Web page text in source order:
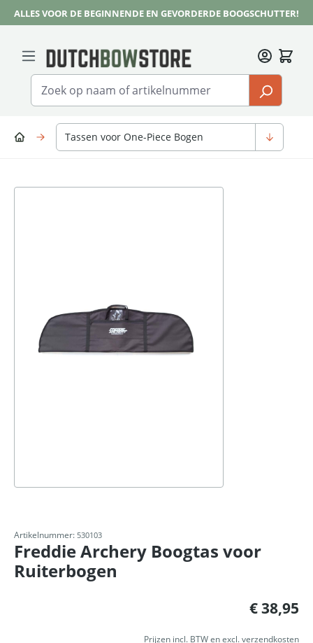
Ga naar de hoofdinhoud
ALLES VOOR DE BEGINNENDE EN GEVORDERDE BOOGSCHUTTER!
Tassen voor One-Piece Bogen
Afbeeldingengalerij overslaan
Artikelnummer: 530103
Freddie Archery Boogtas voor
Ruiterbogen
€ 38,95
Prijzen incl. BTW en excl. verzendkosten